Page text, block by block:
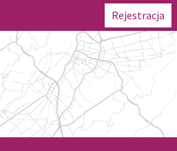
Rejestracja